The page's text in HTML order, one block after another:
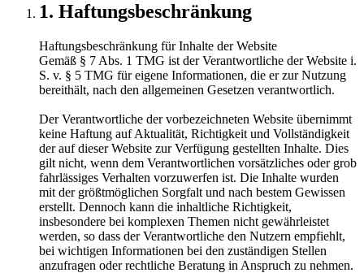
1. Haftungsbeschränkung
Haftungsbeschränkung für Inhalte der Website
Gemäß § 7 Abs. 1 TMG ist der Verantwortliche der Website i.
S. v. § 5 TMG für eigene Informationen, die er zur Nutzung
bereithält, nach den allgemeinen Gesetzen verantwortlich.
Der Verantwortliche der vorbezeichneten Website übernimmt
keine Haftung auf Aktualität, Richtigkeit und Vollständigkeit
der auf dieser Website zur Verfügung gestellten Inhalte. Dies
gilt nicht, wenn dem Verantwortlichen vorsätzliches oder grob
fahrlässiges Verhalten vorzuwerfen ist. Die Inhalte wurden
mit der größtmöglichen Sorgfalt und nach bestem Gewissen
erstellt. Dennoch kann die inhaltliche Richtigkeit,
insbesondere bei komplexen Themen nicht gewährleistet
werden, so dass der Verantwortliche den Nutzern empfiehlt,
bei wichtigen Informationen bei den zuständigen Stellen
anzufragen oder rechtliche Beratung in Anspruch zu nehmen.